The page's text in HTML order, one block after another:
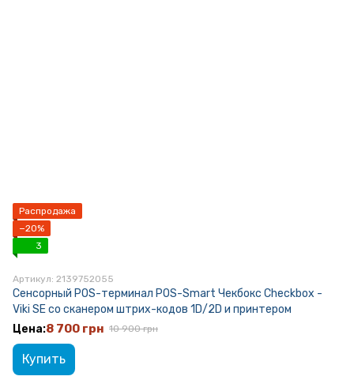
Распродажа
−20%
3
Артикул: 2139752055
Сенсорный POS-терминал POS-Smart Чекбокс Checkbox -
Viki SE со сканером штрих-кодов 1D/2D и принтером
8 700 грн 10 900 грн
Купить